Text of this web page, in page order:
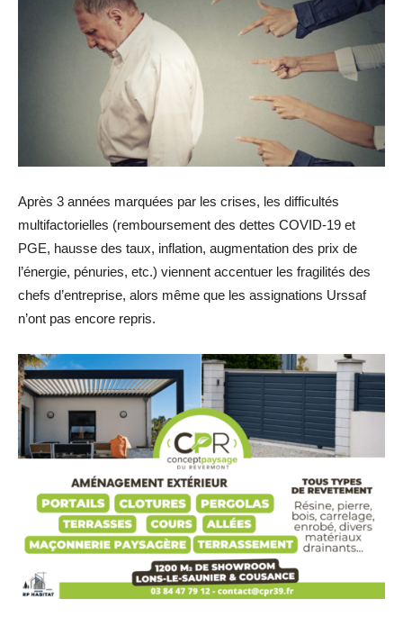
Après 3 années marquées par les crises, les difficultés
multifactorielles (remboursement des dettes COVID-19 et
PGE, hausse des taux, inflation, augmentation des prix de
l’énergie, pénuries, etc.) viennent accentuer les fragilités des
chefs d’entreprise, alors même que les assignations Urssaf
n’ont pas encore repris.